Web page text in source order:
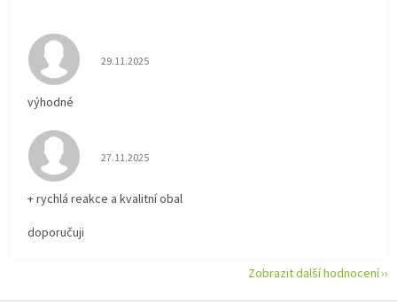
Hodnocení obchodu je 5 z 5 hvězdiček.
29.11.2025
výhodné
Hodnocení obchodu je 5 z 5 hvězdiček.
27.11.2025
+ rychlá reakce a kvalitní obal
doporučuji
Zobrazit další hodnocení